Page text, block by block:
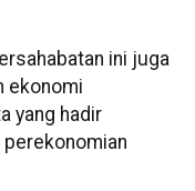
ini juga
ekonomi
yang hadir